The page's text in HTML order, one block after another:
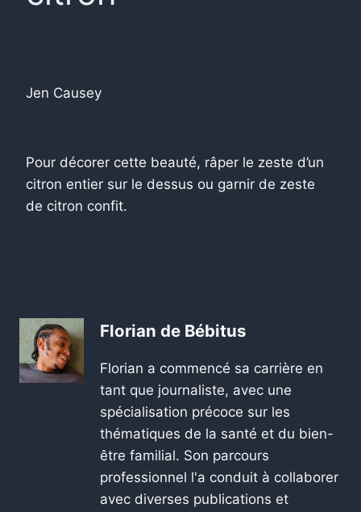
Jen Causey
Pour décorer cette beauté, râper le zeste d’un
citron entier sur le dessus ou garnir de zeste
de citron confit.
Florian de Bébitus
Florian a commencé sa carrière en
tant que journaliste, avec une
spécialisation précoce sur les
thématiques de la santé et du bien-
être familial. Son parcours
professionnel l'a conduit à collaborer
avec diverses publications et